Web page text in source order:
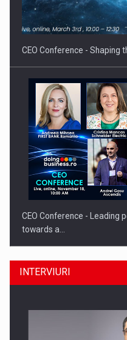
Proteinmaxxing and the
CEO Conference - Shaping
CEO Conference - Leading
towards a…
INTERVIURI